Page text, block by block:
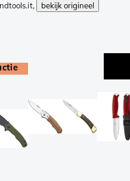
bekijk origineel